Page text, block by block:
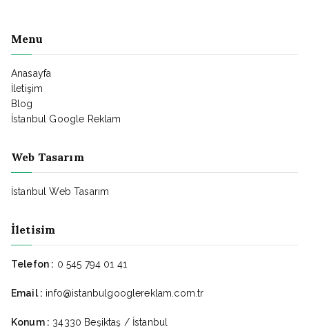
Menu
Anasayfa
İletişim
Blog
İstanbul Google Reklam
Web Tasarım
İstanbul Web Tasarım
İletisim
Telefon : 0 545 794 01 41
Email : info@istanbulgooglereklam.com.tr
Konum : 34330 Beşiktaş / İstanbul